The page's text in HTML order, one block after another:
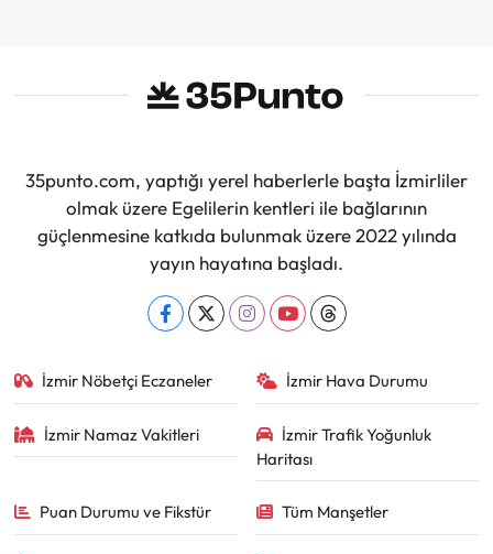
35punto.com, yaptığı yerel haberlerle başta İzmirliler
olmak üzere Egelilerin kentleri ile bağlarının
güçlenmesine katkıda bulunmak üzere 2022 yılında
yayın hayatına başladı.
İzmir Nöbetçi Eczaneler İzmir Hava Durumu
İzmir Namaz Vakitleri
İzmir Trafik Yoğunluk
Haritası
Puan Durumu ve Fikstür Tüm Manşetler